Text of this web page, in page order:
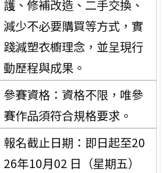
護、修補改造、二手交換、
減少不必要購買等方式，實
踐減塑衣櫥理念，並呈現行
動歷程與成果。
參賽資格：資格不限，唯參
賽作品須符合規格要求。
報名截止日期：即日起至20
26年10月02 日（星期五）